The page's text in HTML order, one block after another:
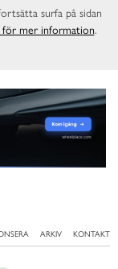
ARKIV KONTAKT
surfa på sidan
för mer information.